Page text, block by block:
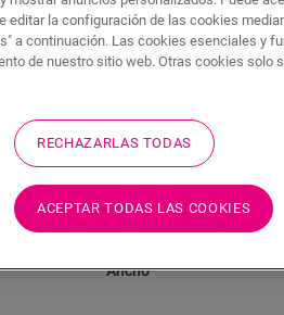
a Descargas
es
Dimensiones
Longitud
Ancho
editar la configuración de las cookies
a continuación. Las cookies esenciales y
de nuestro sitio web. Otras cookies solo
RECHAZARLAS TODAS
ACEPTAR TODAS LAS COOKIES